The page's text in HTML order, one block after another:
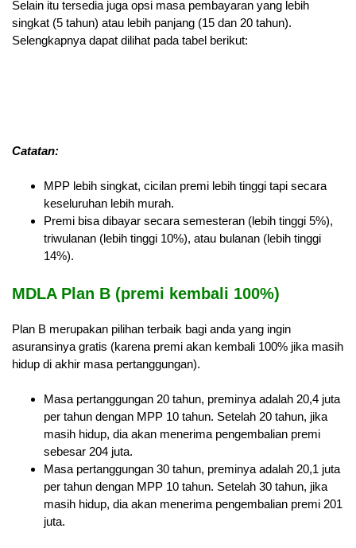
Selain itu tersedia juga opsi masa pembayaran yang lebih
singkat (5 tahun) atau lebih panjang (15 dan 20 tahun).
Selengkapnya dapat dilihat pada tabel berikut:
Catatan:
MPP lebih singkat, cicilan premi lebih tinggi tapi secara
keseluruhan lebih murah.
Premi bisa dibayar secara semesteran (lebih tinggi 5%),
triwulanan (lebih tinggi 10%), atau bulanan (lebih tinggi
14%).
MDLA Plan B (premi kembali 100%)
Plan B merupakan pilihan terbaik bagi anda yang ingin
asuransinya gratis (karena premi akan kembali 100% jika masih
hidup di akhir masa pertanggungan).
Masa pertanggungan 20 tahun, preminya adalah 20,4 juta
per tahun dengan MPP 10 tahun. Setelah 20 tahun, jika
masih hidup, dia akan menerima pengembalian premi
sebesar 204 juta.
Masa pertanggungan 30 tahun, preminya adalah 20,1 juta
per tahun dengan MPP 10 tahun. Setelah 30 tahun, jika
masih hidup, dia akan menerima pengembalian premi 201
juta.